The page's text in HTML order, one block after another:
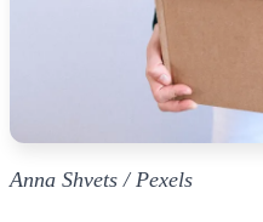
Anna Shvets / Pexels